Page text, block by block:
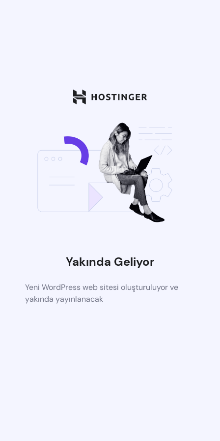
Yakında Geliyor
Yeni WordPress web sitesi oluşturuluyor ve
yakında yayınlanacak